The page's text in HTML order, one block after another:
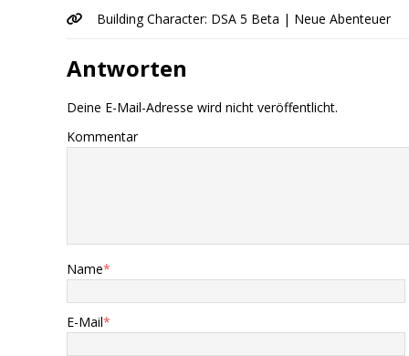
Building Character: DSA 5 Beta | Neue Abenteuer
Antworten
Deine E-Mail-Adresse wird nicht veröffentlicht.
Kommentar
Name*
E-Mail*